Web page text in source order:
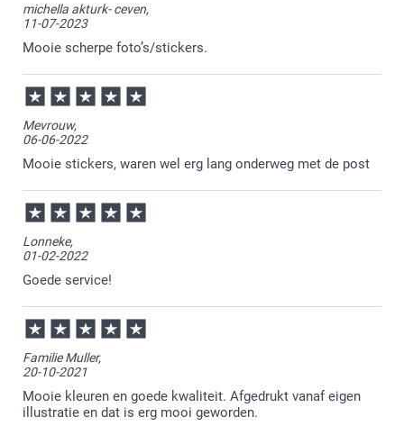
michella akturk- ceven,
11-07-2023
Mooie scherpe foto’s/stickers.
Mevrouw,
06-06-2022
Mooie stickers, waren wel erg lang onderweg met de post
Lonneke,
01-02-2022
Goede service!
Familie Muller,
20-10-2021
Mooie kleuren en goede kwaliteit. Afgedrukt vanaf eigen
illustratie en dat is erg mooi geworden.